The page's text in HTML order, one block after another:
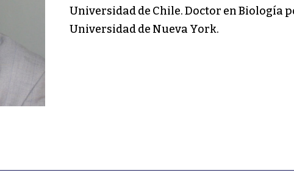
Universidad de Chile. Doctor en Biología
Universidad de Nueva York.